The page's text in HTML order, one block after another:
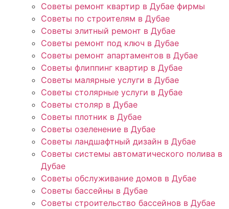
Советы ремонт квартир в Дубае фирмы
Советы по строителям в Дубае
Советы элитный ремонт в Дубае
Советы ремонт под ключ в Дубае
Советы ремонт апартаментов в Дубае
Советы флиппинг квартир в Дубае
Советы малярные услуги в Дубае
Советы столярные услуги в Дубае
Советы столяр в Дубае
Советы плотник в Дубае
Советы озеленение в Дубае
Советы ландшафтный дизайн в Дубае
Советы системы автоматического полива в
Дубае
Советы обслуживание домов в Дубае
Советы бассейны в Дубае
Советы строительство бассейнов в Дубае